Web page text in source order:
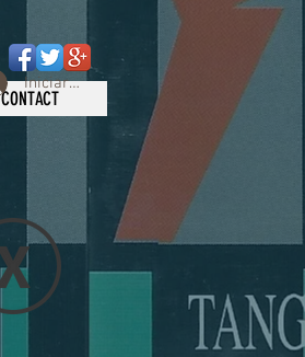
CONTACT
Iniciar sesión